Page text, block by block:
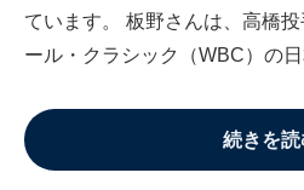
ています。 板野さんは、高橋
ール・クラシック（WBC）の
続きを読